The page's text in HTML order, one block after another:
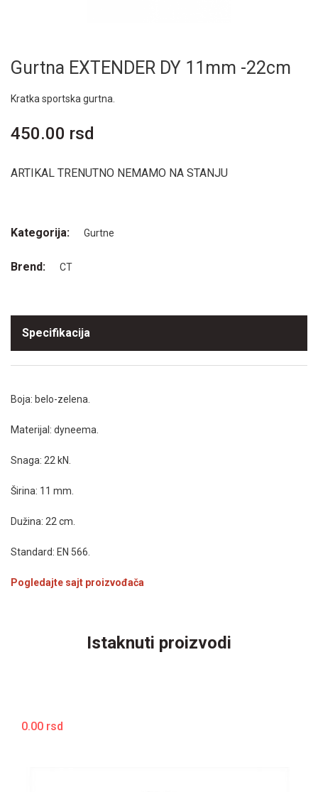
Gurtna EXTENDER DY 11mm -22cm
Kratka sportska gurtna.
450.00 rsd
ARTIKAL TRENUTNO NEMAMO NA STANJU
Kategorija: Gurtne
Brend: CT
Specifikacija
Boja: belo-zelena.
Materijal: dyneema.
Snaga: 22 kN.
Širina: 11 mm.
Dužina: 22 cm.
Standard: EN 566.
Pogledajte sajt proizvođača
Istaknuti proizvodi
0.00 rsd